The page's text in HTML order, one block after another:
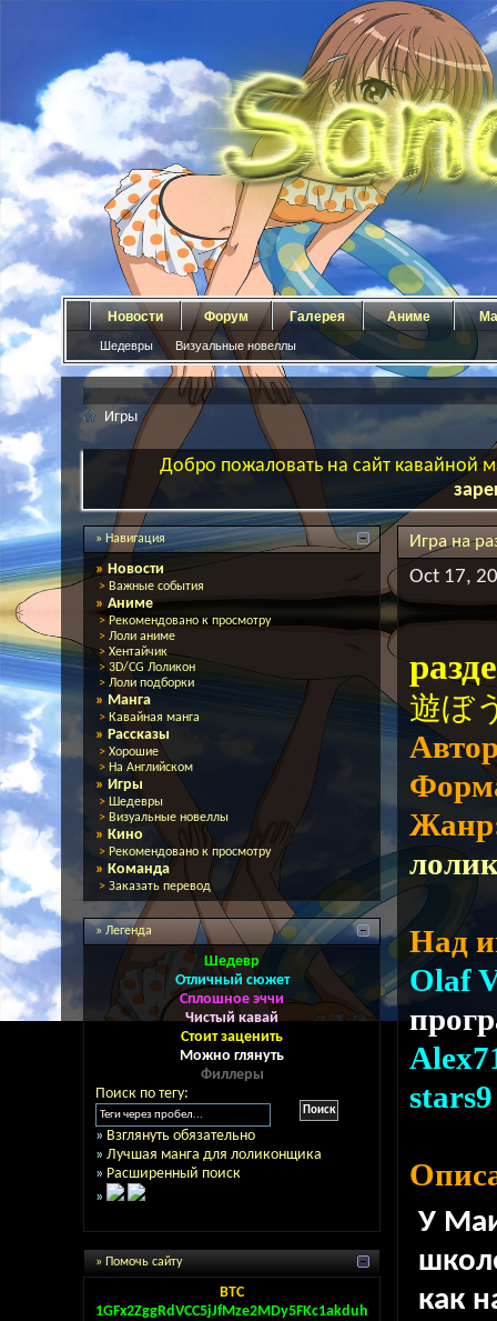
Новости Форум Галерея Аниме
Шедевры Визуальные новеллы
Игры
Добро пожаловать на сайт кавайной
» Навигация
» Новости
> Важные события
» Аниме
>Рекомендовано к просмотру
> Лоли аниме
> Хентайчик
>3D/CG Лоликон
> Лоли подборки
» Манга
> Кавайная манга
» Рассказы
> Хорошие
> На Английском
» Игры
> Шедевры
> Визуальные новеллы
» Кино
> Рекомендовано к просмотру
» Команда
> Заказать перевод
» Легенда
Шедевр
Отличный сюжет
Сплошное эччи
Чистый кавай
Стоит заценить
Можно глянуть
Филлеры
Поиск по тегу:
» Взглянуть обязательно
» Лучшая манга для лоликонщика
» Расширенный поиск
»
» Помочь сайту
BTC
1GFx2ZggRdVCC5jJfMze2MDy5FKc1akduh
Игра на
Oct 17,
遊ぼ
Над
Olaf
stars9
У
как